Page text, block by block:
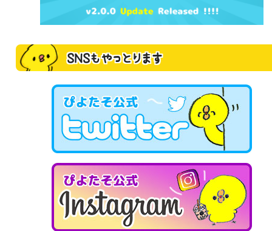
SNSもやっとります